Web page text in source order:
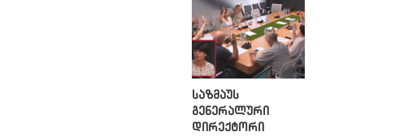
საზმაუს
გენერალური
დირექტორი